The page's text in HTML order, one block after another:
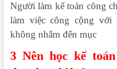
Người làm kế toán công
làm việc công cộng
không nhắm đến mục
3 Nên học kế